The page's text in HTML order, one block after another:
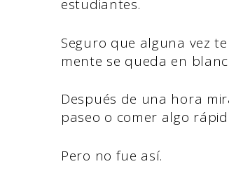
estudiantes.
Seguro que alguna vez
mente se queda en
Después de una hora
paseo o comer algo
Pero no fue así.